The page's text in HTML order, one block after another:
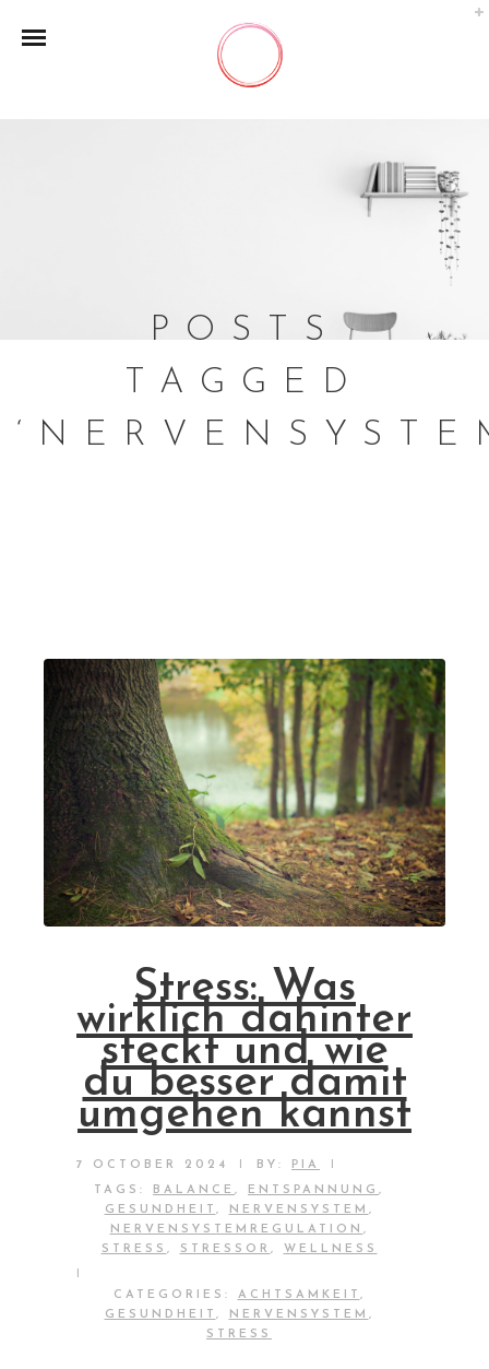
POSTS
TAGGED
Stress: Was
wirklich dahinter
steckt und wie
du besser damit
umgehen kannst
7 OCTOBER 2024 BY: PIA
TAGS: BALANCE , ENTSPANNUNG ,
GESUNDHEIT , NERVENSYSTEM ,
NERVENSYSTEMREGULATION ,
STRESS , STRESSOR , WELLNESS
CATEGORIES: ACHTSAMKEIT ,
GESUNDHEIT , NERVENSYSTEM ,
STRESS